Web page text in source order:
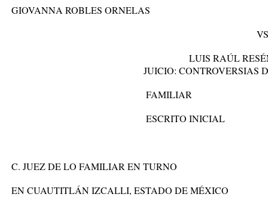
GIOVANNA ROBLES ORNELAS
LUIS RAÚL RESÉNDIZ
JUICIO: CONTROVERSIAS DEL
FAMILIAR
ESCRITO INICIAL
C. JUEZ DE LO FAMILIAR EN TURNO
EN CUAUTITLÁN IZCALLI, ESTADO DE MÉXICO